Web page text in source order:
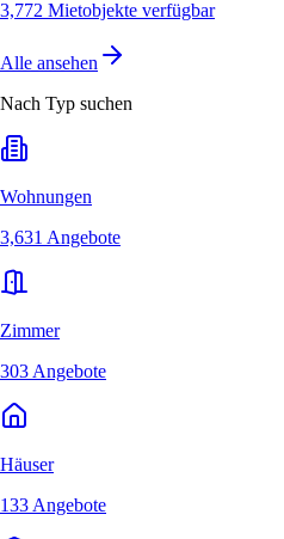
3,772 Mietobjekte verfügbar
Alle ansehen
Nach Typ suchen
Wohnungen
3,631 Angebote
Zimmer
303 Angebote
Häuser
133 Angebote